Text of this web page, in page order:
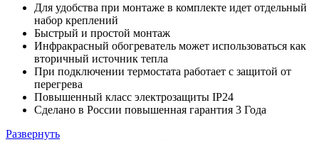
Для удобства при монтаже в комплекте идет отдельный
набор креплений
Быстрый и простой монтаж
Инфракрасный обогреватель может использоваться как
вторичный источник тепла
При подключении термостата работает с защитой от
перегрева
Повышенный класс электрозащиты IP24
Сделано в России повышенная гарантия 3 Года
Развернуть